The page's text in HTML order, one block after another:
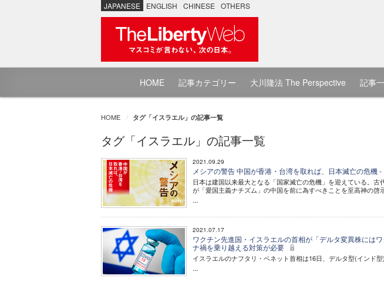
JAPANESE ENGLISH CHINESE OTHERS
HOME 記事カテゴリー 大川隆法 The Perspective 記事
HOME タグ「イスラエル」の記事一覧
タグ「イスラエル」の記事一覧
2021.09.29
メシアの警告 中国が香港・台湾を取れば、日本滅亡の危機 -
日本は建国以来最大となる「国家滅亡の危機」を迎えている。
が「愛国主義ナチズム」の中国を前に為すべきことを至高神の啓
...
2021.07.17
ワクチン先進国・イスラエルの首相が「デルタ変異株には
ナ禍を乗り越える対策が必要
イスラエルのナフタリ・ベネット首相は16日、デルタ型(インド
...